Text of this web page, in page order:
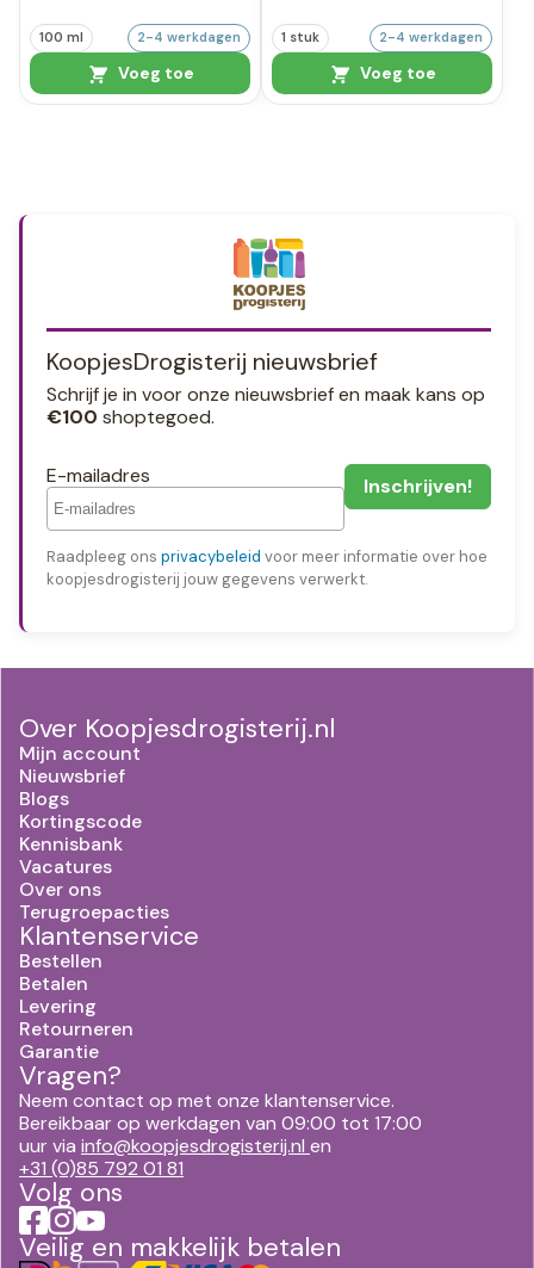
100 ml 2-4 werkdagen
Voeg toe
1 stuk 2-4 werkdagen
Voeg toe
KoopjesDrogisterij nieuwsbrief
Schrijf je in voor onze nieuwsbrief en maak kans op
€100 shoptegoed.
E-mailadres
Raadpleeg ons privacybeleid voor meer informatie over hoe
koopjesdrogisterij jouw gegevens verwerkt.
Over Koopjesdrogisterij.nl
Mijn account
Nieuwsbrief
Blogs
Kortingscode
Kennisbank
Vacatures
Over ons
Terugroepacties
Klantenservice
Bestellen
Betalen
Levering
Retourneren
Garantie
Vragen?
Neem contact op met onze klantenservice.
Bereikbaar op werkdagen van 09:00 tot 17:00
uur via info@koopjesdrogisterij.nl en
+31 (0)85 792 01 81
Volg ons
Veilig en makkelijk betalen